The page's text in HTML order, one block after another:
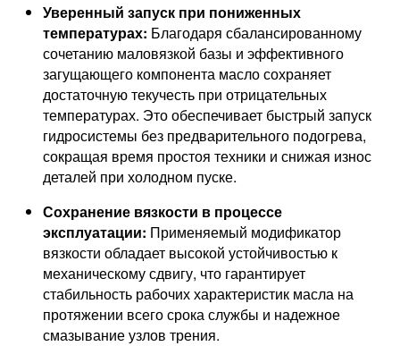
Уверенный запуск при пониженных
температурах: Благодаря сбалансированному
сочетанию маловязкой базы и эффективного
загущающего компонента масло сохраняет
достаточную текучесть при отрицательных
температурах. Это обеспечивает быстрый запуск
гидросистемы без предварительного подогрева,
сокращая время простоя техники и снижая износ
деталей при холодном пуске.
Сохранение вязкости в процессе
эксплуатации: Применяемый модификатор
вязкости обладает высокой устойчивостью к
механическому сдвигу, что гарантирует
стабильность рабочих характеристик масла на
протяжении всего срока службы и надежное
смазывание узлов трения.